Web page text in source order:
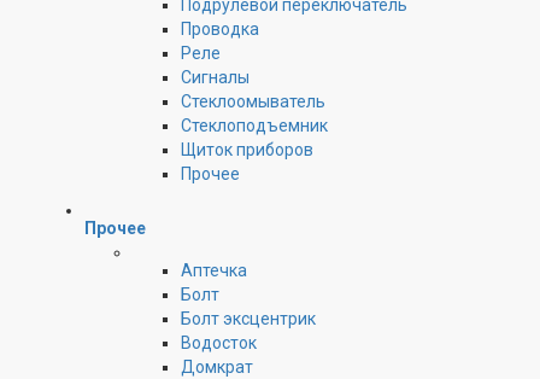
Подрулевой переключатель
Проводка
Реле
Сигналы
Стеклоомыватель
Стеклоподъемник
Щиток приборов
Прочее
Прочее
Аптечка
Болт
Болт эксцентрик
Водосток
Домкрат